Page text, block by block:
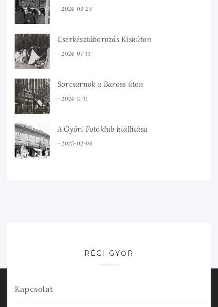
2024-03-23
Cserkésztáborozás Kiskúton
2024-07-13
Sörcsarnok a Baross úton
2024-11-11
A Győri Fotóklub kiállítása
2025-02-06
RÉGI GYŐR
Kapcsolat